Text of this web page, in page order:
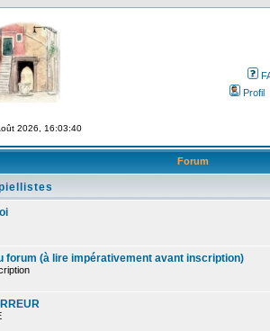
Profil
2026, 16:03:40
Forum
forum (à lire impérativement avant inscription)